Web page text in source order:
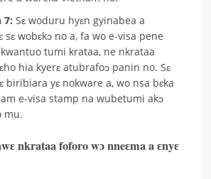
7: Sɛ woduru hyɛn gyinabea a
sɛ wobɛkɔ no a, fa wo e-visa pene
tumi krataa, ne nkrataa
hia kyerɛ atubrafoɔ panin no. Sɛ
biribiara yɛ nokware a, wo nsa bɛka
e-visa stamp na wubetumi akɔ
mu.
nkrataa foforo wɔ nneɛma a ɛnyɛ